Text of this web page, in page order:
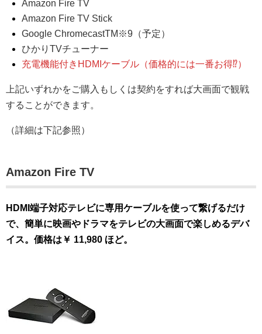
Amazon Fire TV
Amazon Fire TV Stick
Google ChromecastTM※9（予定）
ひかりTVチューナー
充電機能付きHDMIケーブル（価格的には一番お得⁉︎）
上記いずれかをご購入もしくは契約をすれば大画面で観戦
することができます。
（詳細は下記参照）
Amazon Fire TV
HDMI端子対応テレビに専用ケーブルを使って繋げるだけ
で、簡単に映画やドラマをテレビの大画面で楽しめるデバ
イス。価格は￥ 11,980 ほど。